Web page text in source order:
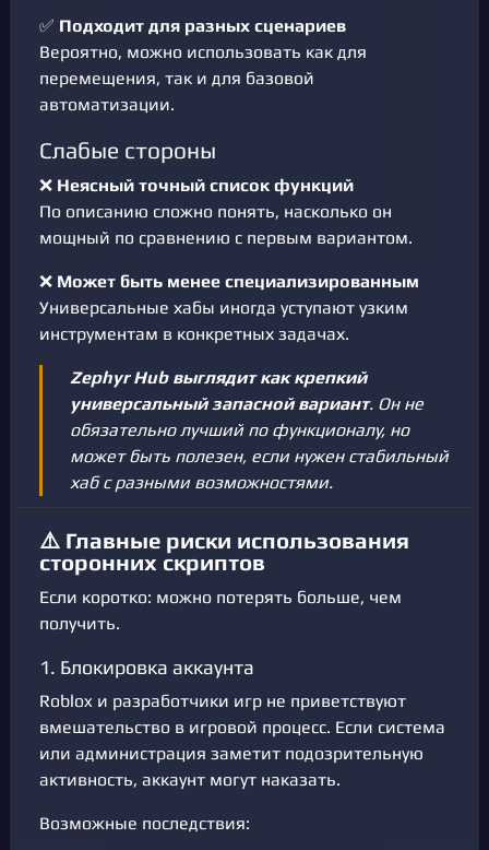
✅ Подходит для разных сценариев
Вероятно, можно использовать как для
перемещения, так и для базовой
автоматизации.
Слабые стороны
❌ Неясный точный список функций
По описанию сложно понять, насколько он
мощный по сравнению с первым вариантом.
❌ Может быть менее специализированным
Универсальные хабы иногда уступают узким
инструментам в конкретных задачах.
Zephyr Hub выглядит как крепкий
универсальный запасной вариант. Он не
обязательно лучший по функционалу, но
может быть полезен, если нужен стабильный
хаб с разными возможностями.
⚠️ Главные риски использования
сторонних скриптов
Если коротко: можно потерять больше, чем
получить.
1. Блокировка аккаунта
Roblox и разработчики игр не приветствуют
вмешательство в игровой процесс. Если система
или администрация заметит подозрительную
активность, аккаунт могут наказать.
Возможные последствия: